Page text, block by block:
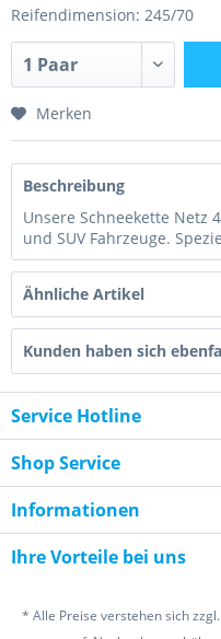
Reifendimension: 245/70
Merken
Beschreibung
Unsere Schneekette Netz
und SUV Fahrzeuge.
Ähnliche Artikel
Kunden haben sich
Service Hotline
Shop Service
Informationen
Ihre Vorteile bei uns
* Alle Preise verstehen sich